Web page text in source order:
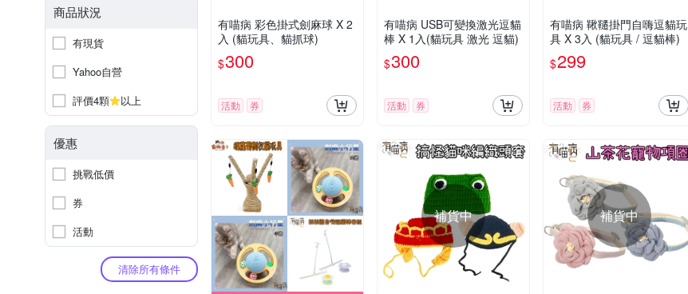
商品狀況
有現貨
Yahoo自營
評價4顆
以上
優惠
挑戰低價
券
活動
清除所有條件
有喵病 彩色掛式劍麻球 X 2
入 (貓玩具、貓抓球)
$300
活動 券
有喵病 USB可變換激光逗貓
棒 X 1入(貓玩具 激光 逗貓)
$300
活動 券
有喵病 鞦韆掛門自嗨逗貓玩
具 X 3入 (貓玩具 / 逗貓棒)
$299
活動 券
補貨中 補貨中